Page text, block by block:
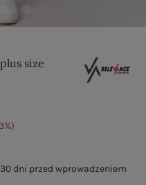
size
%)
dni przed wprowadzeniem